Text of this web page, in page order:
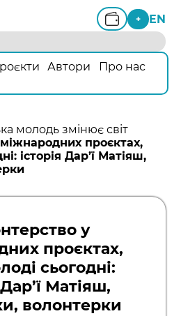
+ EN
Автори
Про нас
молодь змінює світ
проєктах,
історія Дар’ї Матіяш,
у
проєктах,
сьогодні:
Дар’ї Матіяш,
волонтерки